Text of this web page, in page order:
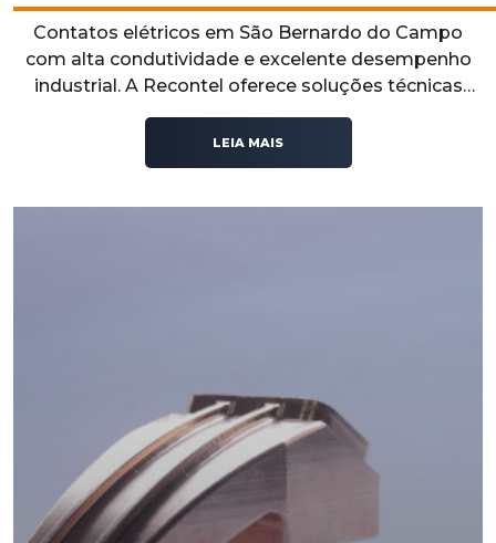
Contatos elétricos em São Bernardo do Campo
com alta condutividade e excelente desempenho
industrial. A Recontel oferece soluções técnicas
confiáveis para sistemas elétricos que exigem
segurança, durabilidade e eficiência operacional.
LEIA MAIS